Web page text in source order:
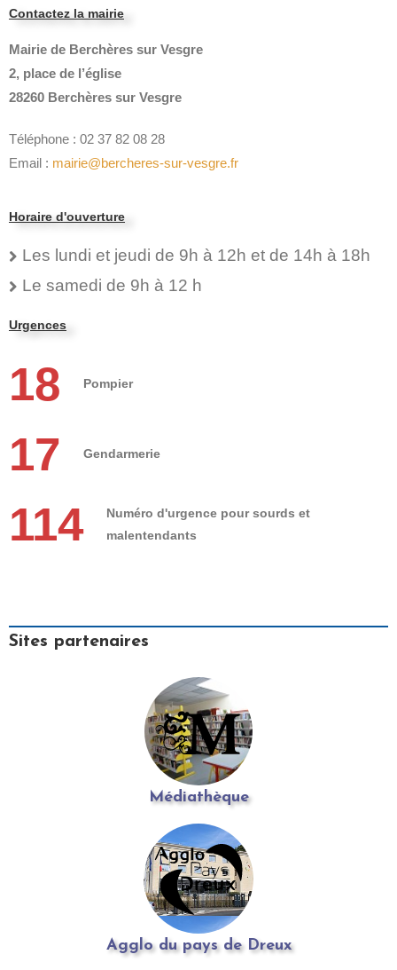
Contactez la mairie
Mairie de Berchères sur Vesgre
2, place de l’église
28260 Berchères sur Vesgre
Téléphone : 02 37 82 08 28
Email : mairie@bercheres-sur-vesgre.fr
Horaire d'ouverture
Les lundi et jeudi de 9h à 12h et de 14h à 18h
Le samedi de 9h à 12 h
Urgences
18 Pompier
17 Gendarmerie
114
Numéro d'urgence pour sourds et
malentendants
Sites partenaires
Médiathèque
Agglo du pays de Dreux